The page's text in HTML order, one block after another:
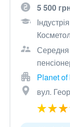
5 500
Середня
Planet
вул.